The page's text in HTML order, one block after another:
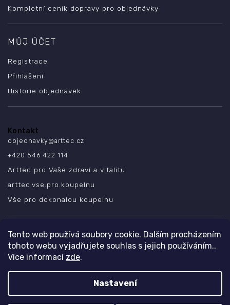
Tento web používá soubory cookie. Dalším procházením
tohoto webu vyjadřujete souhlas s jejich používáním..
Více informací zde.
Nastavení
Kompletní ceník dopravy pro objednávky
MŮJ ÚČET
Registrace
Přihlášení
Historie objednávek
Kontakt
objednavky@arttec.cz
+420 546 422 114
Arttec pro Vaše zdraví a vitalitu
arttec.vse.pro.koupelnu
Vše pro dokonalou koupelnu
SLEDUJTE NÁS
Copyright 2026ARTTEC s.r.o.. Všechna práva vyhrazena.